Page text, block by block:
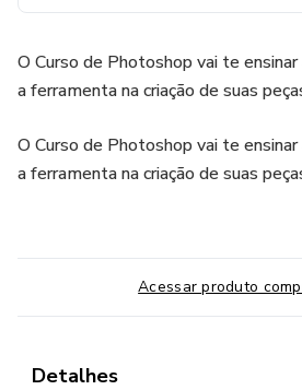
O Curso de Photoshop vai te
a ferramenta na criação de suas
O Curso de Photoshop vai te
a ferramenta na criação de suas
Acessar produto
Detalhes